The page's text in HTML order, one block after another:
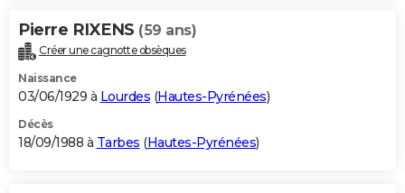
Pierre RIXENS (59 ans)
Créer une cagnotte obsèques
Naissance
03/06/1929 à Lourdes (Hautes-Pyrénées)
Décès
18/09/1988 à Tarbes (Hautes-Pyrénées)